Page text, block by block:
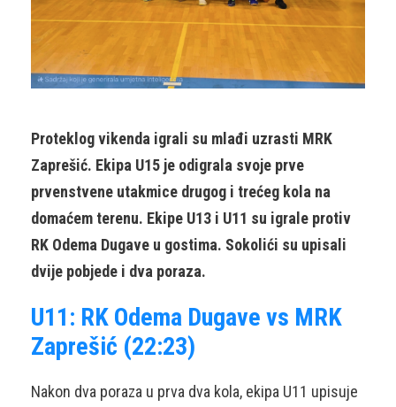
Proteklog vikenda igrali su mlađi uzrasti MRK
Zaprešić. Ekipa U15 je odigrala svoje prve
prvenstvene utakmice drugog i trećeg kola na
domaćem terenu. Ekipe U13 i U11 su igrale protiv
RK Odema Dugave u gostima. Sokolići su upisali
dvije pobjede i dva poraza.
U11: RK Odema Dugave vs MRK
Zaprešić (22:23)
Nakon dva poraza u prva dva kola, ekipa U11 upisuje